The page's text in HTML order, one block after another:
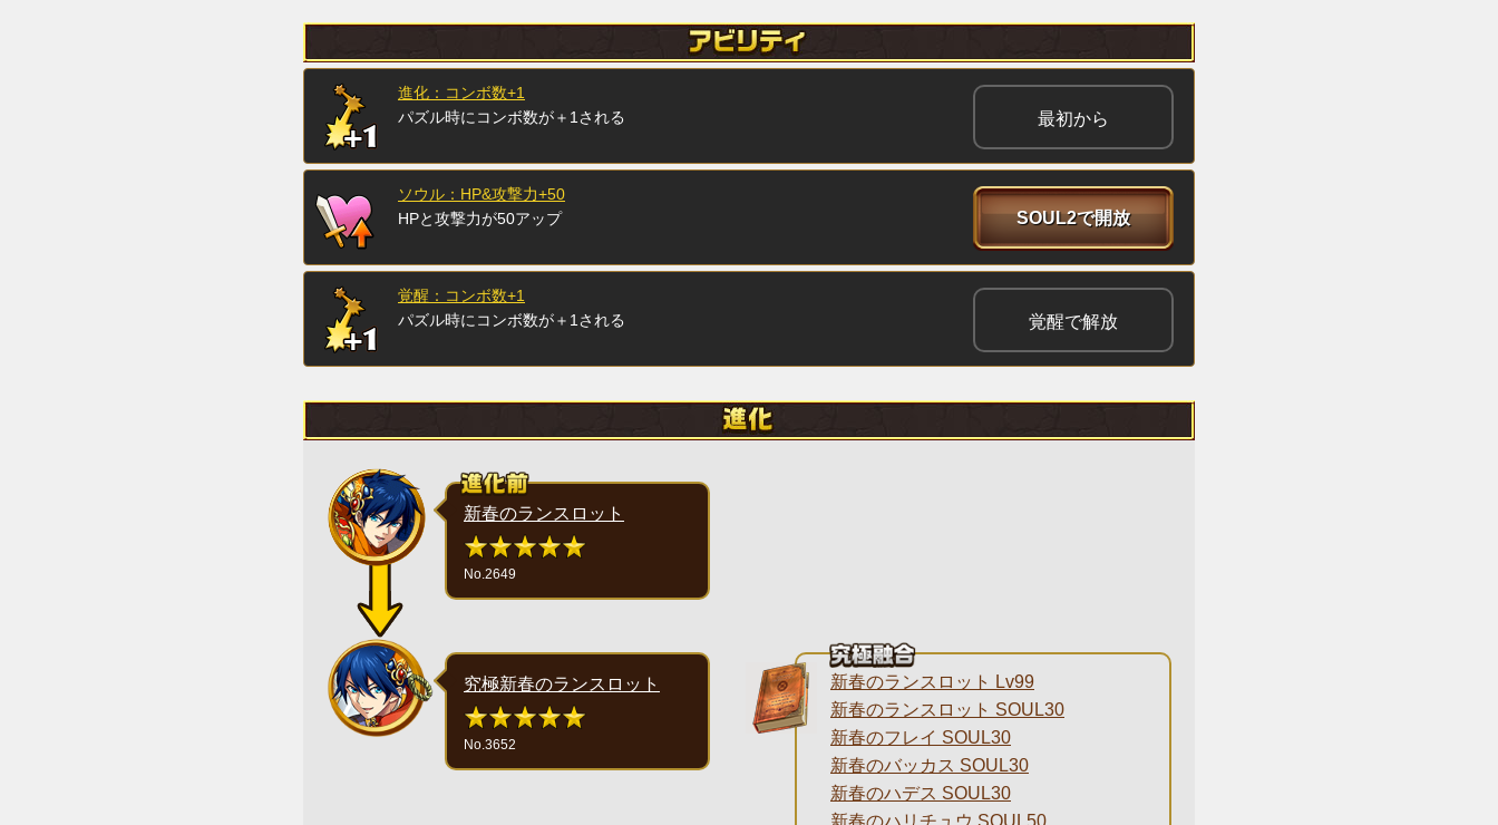
進化：コンボ数+1
パズル時にコンボ数が＋1される
最初から
ソウル：HP&攻撃力+50
HPと攻撃力が50アップ
SOUL2で開放
覚醒：コンボ数+1
パズル時にコンボ数が＋1される
覚醒で解放
新春のランスロット
No.2649
究極新春のランスロット
No.3652
新春のランスロット Lv99
新春のランスロット SOUL30
新春のフレイ SOUL30
新春のバッカス SOUL30
新春のハデス SOUL30
新春のハリチュウ SOUL50